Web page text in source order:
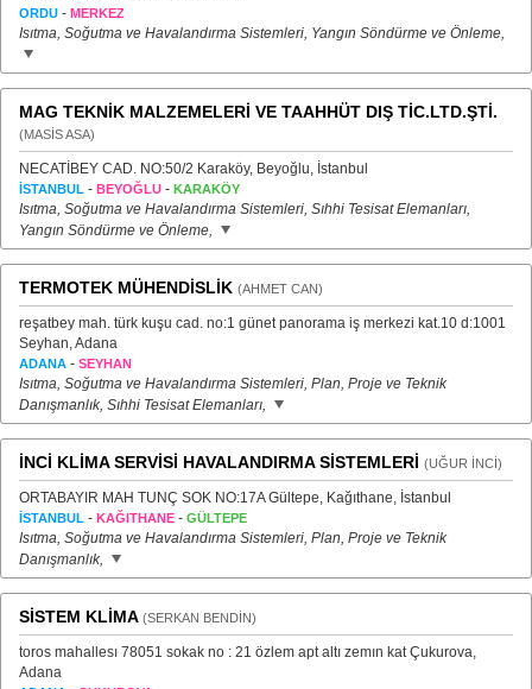
ORDU - MERKEZ
Isıtma, Soğutma ve Havalandırma Sistemleri, Yangın Söndürme ve Önleme,
MAG TEKNİK MALZEMELERİ VE TAAHHÜT DIŞ TİC.LTD.ŞTİ.
(MASİS ASA)
NECATİBEY CAD. NO:50/2 Karaköy, Beyoğlu, İstanbul
İSTANBUL - BEYOĞLU - KARAKÖY
Isıtma, Soğutma ve Havalandırma Sistemleri, Sıhhi Tesisat Elemanları,
Yangın Söndürme ve Önleme,
TERMOTEK MÜHENDİSLİK (AHMET CAN)
reşatbey mah. türk kuşu cad. no:1 günet panorama iş merkezi kat.10 d:1001
Seyhan, Adana
ADANA - SEYHAN
Isıtma, Soğutma ve Havalandırma Sistemleri, Plan, Proje ve Teknik
Danışmanlık, Sıhhi Tesisat Elemanları,
İNCİ KLİMA SERVİSİ HAVALANDIRMA SİSTEMLERİ (UĞUR İNCİ)
ORTABAYIR MAH TUNÇ SOK NO:17A Gültepe, Kağıthane, İstanbul
İSTANBUL - KAĞITHANE - GÜLTEPE
Isıtma, Soğutma ve Havalandırma Sistemleri, Plan, Proje ve Teknik
Danışmanlık,
SİSTEM KLİMA (SERKAN BENDİN)
toros mahallesı 78051 sokak no : 21 özlem apt altı zemın kat Çukurova,
Adana